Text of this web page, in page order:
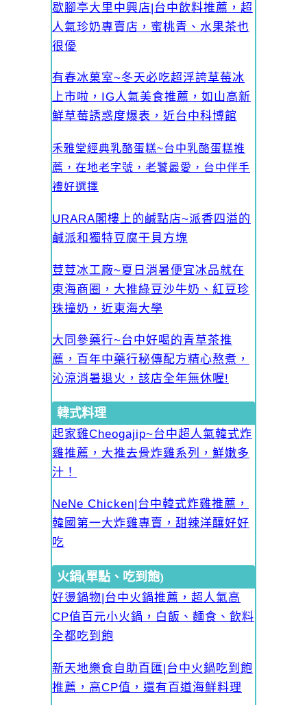
歇腳亭大里中興店|台中飲料推薦，超
人氣珍奶專賣店，蜜桃青、水果茶也
很優
有春冰菓室~冬天必吃超浮誇草莓冰
上市啦，IG人氣美食推薦，如山高新
鮮草莓誘惑度爆表，近台中科博館
禾雅堂經典乳酪蛋糕~台中乳酪蛋糕推
薦，在地老字號，老饕最愛，台中伴手
禮好選擇
URARA閣樓上的鹹點店~派香四溢的
鹹派和獨特豆腐干貝方塊
荳荳冰工廠~夏日消暑便宜冰品就在
東海商圈，大推綠豆沙牛奶、紅豆珍
珠撞奶，近東海大學
大同參藥行~台中好喝的青草茶推
薦，百年中藥行秘傳配方精心熬煮，
沁涼消暑退火，該店全年無休喔!
韓式料理
起家雞Cheogajip~台中超人氣韓式炸
雞推薦，大推去骨炸雞系列，鮮嫩多
汁！
NeNe Chicken|台中韓式炸雞推薦，
韓國第一大炸雞專賣，甜辣洋釀好好
吃
火鍋(單點、吃到飽)
好燙鍋物|台中火鍋推薦，超人氣高
CP值百元小火鍋，白飯、麵食、飲料
全都吃到飽
新天地樂食自助百匯|台中火鍋吃到飽
推薦，高CP值，還有百道海鮮料理